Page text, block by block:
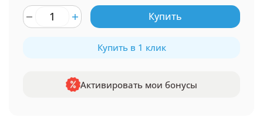
Купить
Купить в 1 клик
Активировать мои бонусы